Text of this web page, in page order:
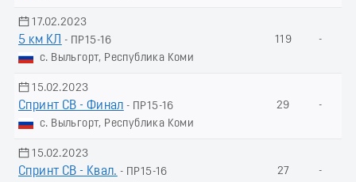
17.02.2023
5 км КЛ
- ПР15-16
с. Выльгорт, Республика Коми
119 -
15.02.2023
Спринт СВ - Финал - ПР15-16
с. Выльгорт, Республика Коми
29 -
15.02.2023
Спринт СВ - Квал. - ПР15-16
27 -